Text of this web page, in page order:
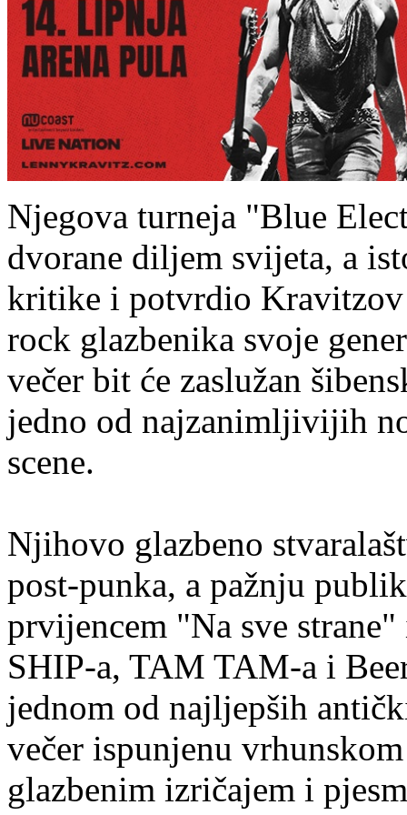
Njegova turneja "Blue
dvorane diljem svijeta, a
kritike i potvrdio Kravitzov
rock glazbenika svoje
večer bit će zaslužan
jedno od najzanimljivijih
scene.
Njihovo glazbeno
post-punka, a pažnju
prvijencem "Na sve
SHIP-a, TAM TAM-a i
jednom od najljepših
večer ispunjenu
glazbenim izričajem i